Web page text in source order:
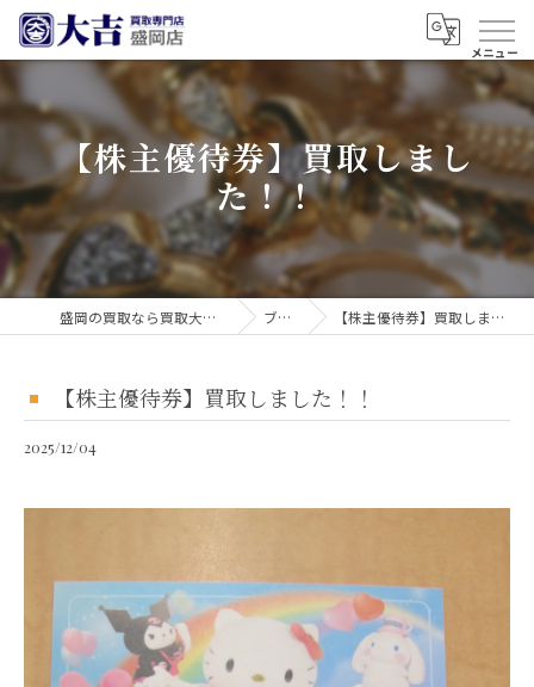
【株主優待券】買取しまし
た！！
盛岡の買取なら買取大吉 盛岡店 ブログ 【株主優待券】買取しました！！
【株主優待券】買取しました！！
2025/12/04